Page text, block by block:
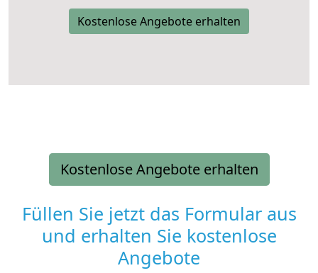
Kostenlose Angebote erhalten
Kostenlose Angebote erhalten
Füllen Sie jetzt das Formular aus
und erhalten Sie kostenlose
Angebote